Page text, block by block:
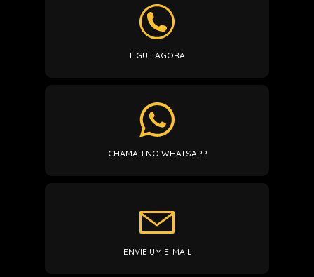
LIGUE AGORA
CHAMAR NO WHATSAPP
ENVIE UM E-MAIL